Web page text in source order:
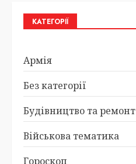
КАТЕГОРІЇ
Армія
Без категорії
Будівництво та ремонт
Військова тематика
Гороскоп